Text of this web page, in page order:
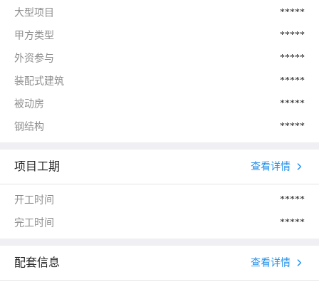
大型项目 *****
甲方类型 *****
外资参与 *****
装配式建筑 *****
被动房 *****
钢结构 *****
项目工期 查看详情
开工时间 *****
完工时间 *****
配套信息 查看详情